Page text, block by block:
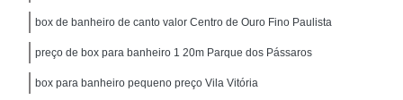
box de banheiro de canto valor Centro de Ouro Fino Paulista
preço de box para banheiro 1 20m Parque dos Pássaros
box para banheiro pequeno preço Vila Vitória